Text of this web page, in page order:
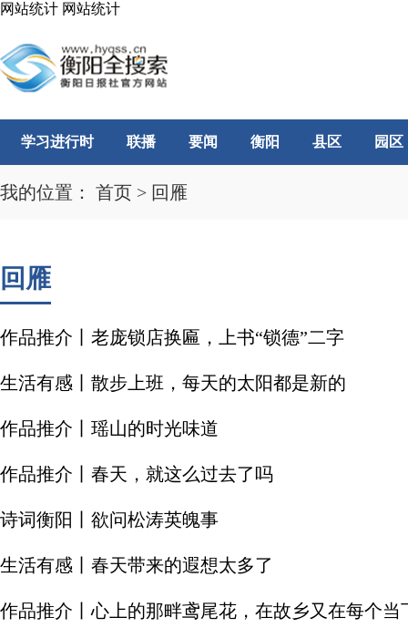
网站统计 网站统计
学习进行时 联播 要闻 衡阳 县区 园区
我的位置： 首页 > 回雁
回雁
作品推介丨老庞锁店换匾，上书“锁德”二字
生活有感丨散步上班，每天的太阳都是新的
作品推介丨瑶山的时光味道
作品推介丨春天，就这么过去了吗
诗词衡阳丨欲问松涛英魄事
生活有感丨春天带来的遐想太多了
作品推介丨心上的那畔鸢尾花，在故乡又在每个当